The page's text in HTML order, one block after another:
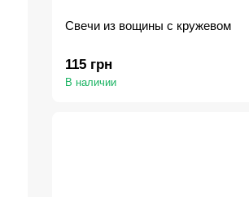
Свечи из вощины с кружевом
115 грн
В наличии